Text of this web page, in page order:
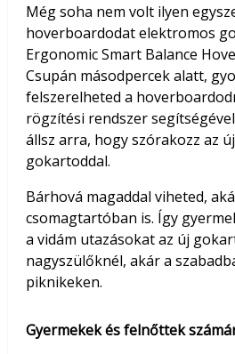
Még soha nem volt ilyen
hoverboardodat elektromos
Ergonomic Smart Balance
Csupán másodpercek alatt,
felszerelheted a
rögzítési rendszer
állsz arra, hogy szórakozz az
gokartoddal.
Bárhová magaddal viheted,
csomagtartóban is. Így
a vidám utazásokat az új
nagyszülőknél, akár a
piknikeken.
Gyermekek és felnőttek